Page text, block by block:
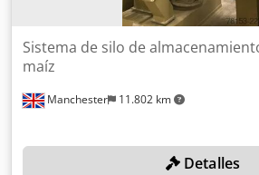
Manchester 11.802 km
Sistema de silo de
maíz
Detalles